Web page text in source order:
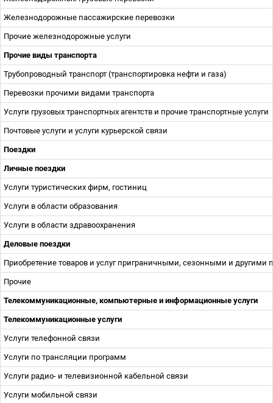
Железнодорожные пассажирские перевозки
Прочие железнодорожные услуги
Прочие виды транспорта
Трубопроводный транспорт (транспортировка нефти и газа)
Перевозки прочими видами транспорта
Услуги грузовых транспортных агентств и прочие транспортные услуги
Почтовые услуги и услуги курьерской связи
Поездки
Личные поездки
Услуги туристических фирм, гостиниц
Услуги в области образования
Услуги в области здравоохранения
Деловые поездки
Приобретение товаров и услуг приграничными, сезонными и
Прочие
Телекоммуникационные, компьютерные и информационные услуги
Телекоммуникационные услуги
Услуги телефонной связи
Услуги по трансляции программ
Услуги радио- и телевизионной кабельной связи
Услуги мобильной связи